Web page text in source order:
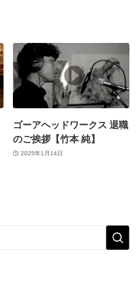
ゴーアヘッドワークス 退職
のご挨拶【竹本 純】
2025年1月14日